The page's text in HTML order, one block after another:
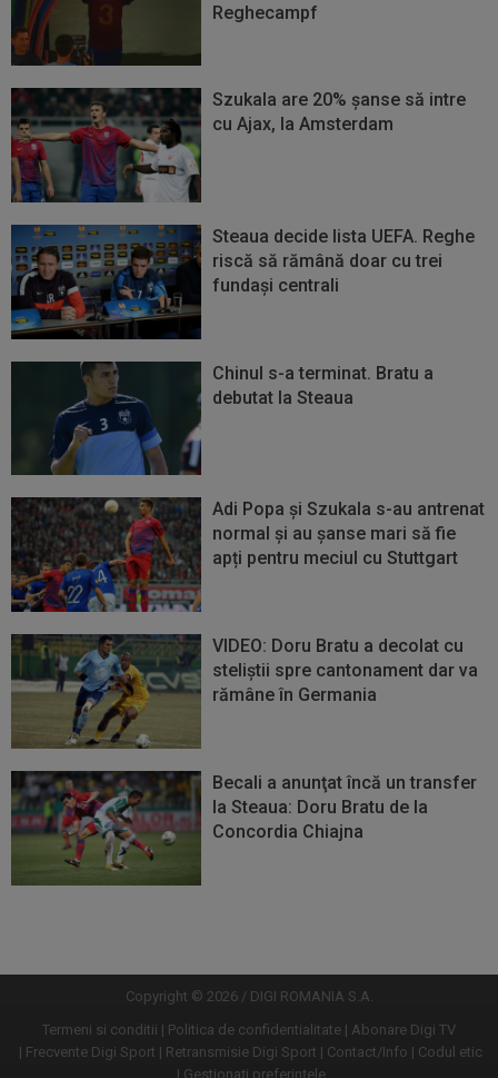
Reghecampf
Szukala are 20% șanse să intre
cu Ajax, la Amsterdam
Steaua decide lista UEFA. Reghe
riscă să rămână doar cu trei
fundaşi centrali
Chinul s-a terminat. Bratu a
debutat la Steaua
Adi Popa și Szukala s-au antrenat
normal și au șanse mari să fie
apți pentru meciul cu Stuttgart
VIDEO: Doru Bratu a decolat cu
steliștii spre cantonament dar va
rămâne în Germania
Becali a anunţat încă un transfer
la Steaua: Doru Bratu de la
Concordia Chiajna
mai
mai
Copyright © 2026 / DIGI ROMANIA S.A.
Termeni si conditii
Politica de confidentialitate
Abonare Digi TV
Frecvente Digi Sport
Retransmisie Digi Sport Contact/Info
Codul etic
Gestionați preferințele